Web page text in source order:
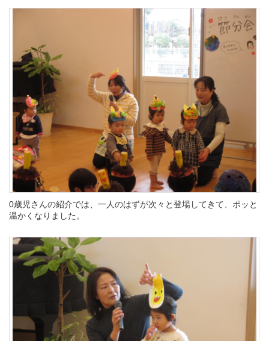
0歳児さんの紹介では、一人のはずが次々と登場してきて、ポッと
温かくなりました。